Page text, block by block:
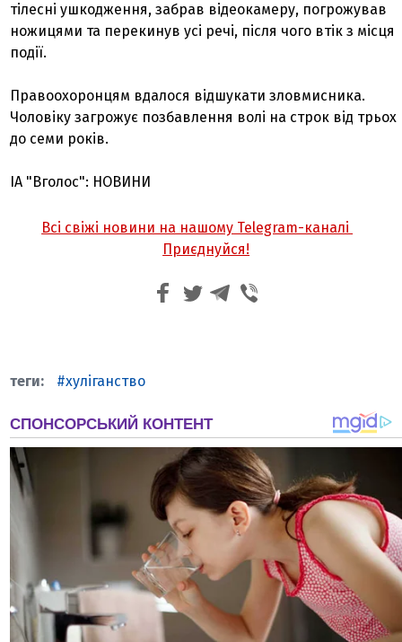
тілесні ушкодження, забрав відеокамеру, погрожував
ножицями та перекинув усі речі, після чого втік з місця
події.
Правоохоронцям вдалося відшукати зловмисника.
Чоловіку загрожує позбавлення волі на строк від трьох
до семи років.
ІА "Вголос": НОВИНИ
Всі свіжі новини на нашому Telegram-каналі
Приєднуйся!
хуліганство